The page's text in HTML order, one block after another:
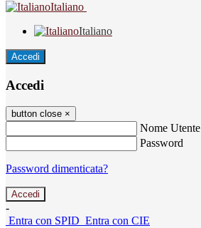
Italiano
Italiano
Accedi
Accedi
button close ×
Nome Utente
Password
Password dimenticata?
-
Entra con SPID Entra con CIE